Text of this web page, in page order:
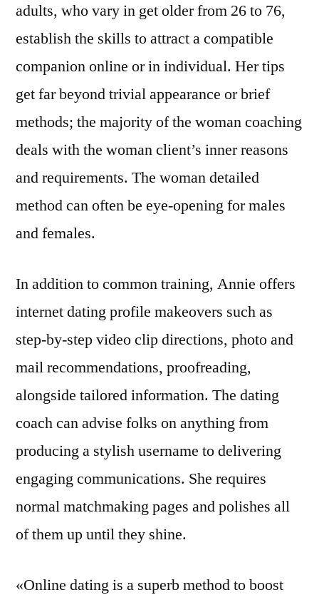
adults, who vary in get older from 26 to 76,
establish the skills to attract a compatible
companion online or in individual. Her tips
get far beyond trivial appearance or brief
methods; the majority of the woman coaching
deals with the woman client’s inner reasons
and requirements. The woman detailed
method can often be eye-opening for males
and females.
In addition to common training, Annie offers
internet dating profile makeovers such as
step-by-step video clip directions, photo and
mail recommendations, proofreading,
alongside tailored information. The dating
coach can advise folks on anything from
producing a stylish username to delivering
engaging communications. She requires
normal matchmaking pages and polishes all
of them up until they shine.
«Online dating is a superb method to boost